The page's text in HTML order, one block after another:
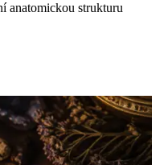
anatomickou strukturu